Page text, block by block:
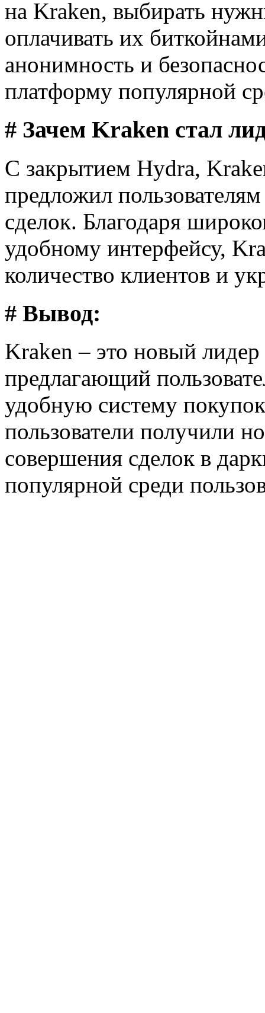
на Kraken, выбирать
оплачивать их
анонимность и
платформу популярной
# Зачем Kraken стал
С закрытием Hydra,
предложил
сделок. Благодаря
удобному интерфейсу,
количество клиентов и
# Вывод:
Kraken – это новый
предлагающий
удобную систему
пользователи получили
совершения сделок в
популярной среди